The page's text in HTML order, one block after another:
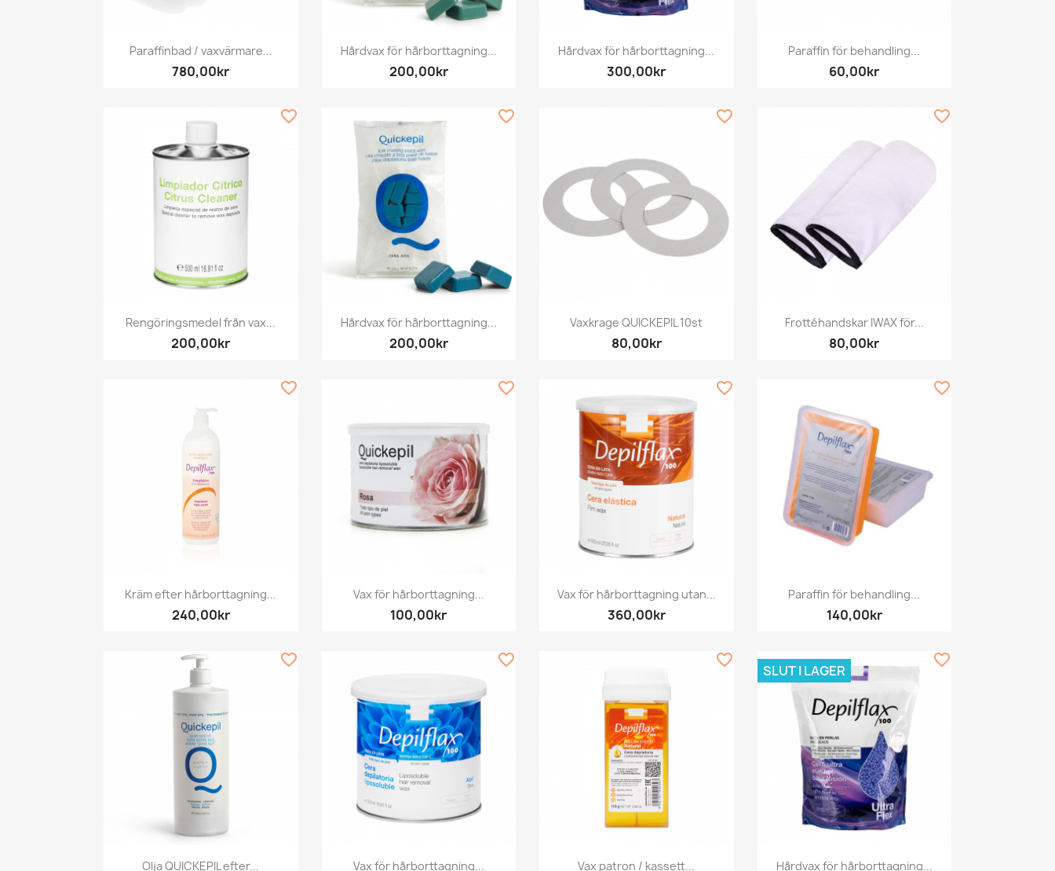
Snabbvy
Paraffinbad / vaxvärmare...
780,00kr
Snabbvy
Hårdvax för hårborttagning...
200,00kr
Snabbvy
Hårdvax för hårborttagning...
300,00kr
Snabbvy
Paraffin för behandling...
60,00kr
Snabbvy
Rengöringsmedel från vax...
200,00kr
favorite_border
Snabbvy
Hårdvax för hårborttagning...
200,00kr
favorite_border
Snabbvy
Vaxkrage QUICKEPIL 10st
80,00kr
favorite_border
Snabbvy
Frottéhandskar IWAX för...
80,00kr
favorite_border
Snabbvy
Kräm efter hårborttagning...
240,00kr
favorite_border
Snabbvy
Vax för hårborttagning...
100,00kr
favorite_border
Snabbvy
Vax för hårborttagning utan...
360,00kr
favorite_border
Snabbvy
Paraffin för behandling...
140,00kr
favorite_border
Snabbvy
Olja QUICKEPIL efter...
favorite_border
Snabbvy
Vax för hårborttagning...
favorite_border
Snabbvy
Vax patron / kassett...
favorite_border
Snabbvy
Hårdvax för hårborttagning...
SLUT I LAGER
favorite_border